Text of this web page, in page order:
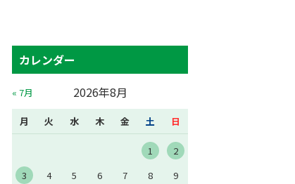
カレンダー
2026年8月
月 火 水 木 金 土 日
1
2
3
4 5 6 7 8
9
« 7月